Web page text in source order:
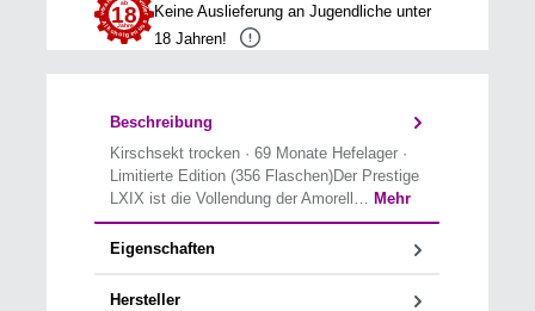
Keine Auslieferung an Jugendliche unter
18 Jahren!
Beschreibung
Kirschsekt trocken · 69 Monate Hefelager ·
Limitierte Edition (356 Flaschen)Der Prestige
LXIX ist die Vollendung der Amorell… Mehr
Eigenschaften
Hersteller